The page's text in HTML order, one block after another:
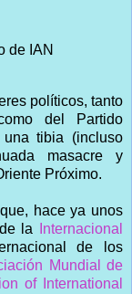
de IAN
políticos, tanto
del Partido
una tibia (incluso
masacre y
Próximo.
hace ya unos
la Internacional
de los
Mundial de
of International